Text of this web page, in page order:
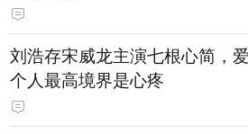
刘浩存宋威龙主演七根心简，
个人最高境界是心疼